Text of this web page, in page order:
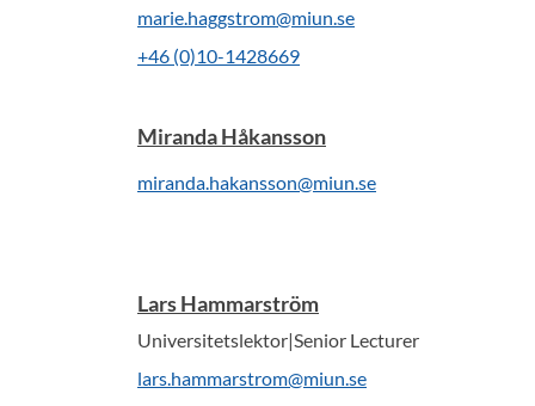
marie.haggstrom@miun.se
+46 (0)10-1428669
Miranda Håkansson
miranda.hakansson@miun.se
Lars Hammarström
Universitetslektor|Senior Lecturer
lars.hammarstrom@miun.se